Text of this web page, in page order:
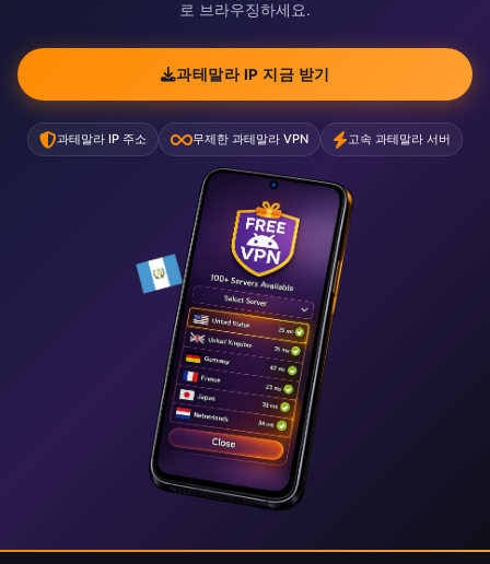
로 브라우징하세요.
과테말라 IP 지금 받기
과테말라 IP 주소 무제한 과테말라 VPN 고속 과테말라 서버